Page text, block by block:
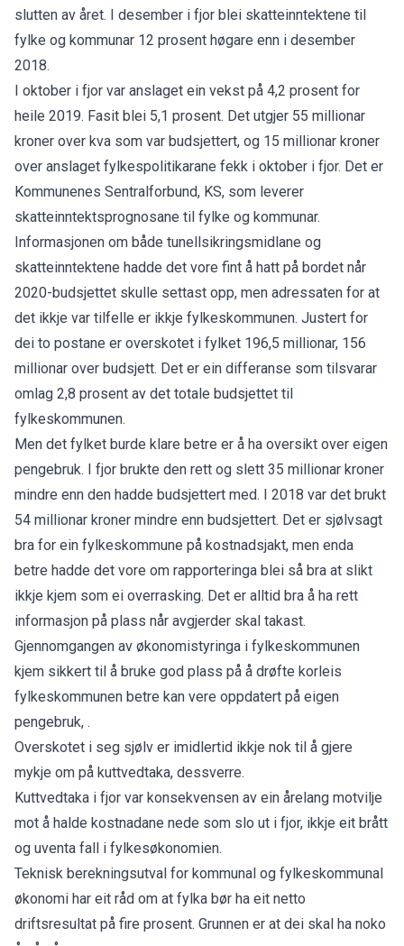
slutten av året. I desember i fjor blei skatteinntektene til
fylke og kommunar 12 prosent høgare enn i desember
2018.
I oktober i fjor var anslaget ein vekst på 4,2 prosent for
heile 2019. Fasit blei 5,1 prosent. Det utgjer 55 millionar
kroner over kva som var budsjettert, og 15 millionar kroner
over anslaget fylkespolitikarane fekk i oktober i fjor. Det er
Kommunenes Sentralforbund, KS, som leverer
skatteinntektsprognosane til fylke og kommunar.
Informasjonen om både tunellsikringsmidlane og
skatteinntektene hadde det vore fint å hatt på bordet når
2020-budsjettet skulle settast opp, men adressaten for at
det ikkje var tilfelle er ikkje fylkeskommunen. Justert for
dei to postane er overskotet i fylket 196,5 millionar, 156
millionar over budsjett. Det er ein differanse som tilsvarar
omlag 2,8 prosent av det totale budsjettet til
fylkeskommunen.
Men det fylket burde klare betre er å ha oversikt over eigen
pengebruk. I fjor brukte den rett og slett 35 millionar kroner
mindre enn den hadde budsjettert med. I 2018 var det brukt
54 millionar kroner mindre enn budsjettert. Det er sjølvsagt
bra for ein fylkeskommune på kostnadsjakt, men enda
betre hadde det vore om rapporteringa blei så bra at slikt
ikkje kjem som ei overrasking. Det er alltid bra å ha rett
informasjon på plass når avgjerder skal takast.
Gjennomgangen av økonomistyringa i fylkeskommunen
kjem sikkert til å bruke god plass på å drøfte korleis
fylkeskommunen betre kan vere oppdatert på eigen
pengebruk, .
Overskotet i seg sjølv er imidlertid ikkje nok til å gjere
mykje om på kuttvedtaka, dessverre.
Kuttvedtaka i fjor var konsekvensen av ein årelang motvilje
mot å halde kostnadane nede som slo ut i fjor, ikkje eit brått
og uventa fall i fylkesøkonomien.
Teknisk berekningsutval for kommunal og fylkeskommunal
økonomi har eit råd om at fylka bør ha eit netto
driftsresultat på fire prosent. Grunnen er at dei skal ha noko